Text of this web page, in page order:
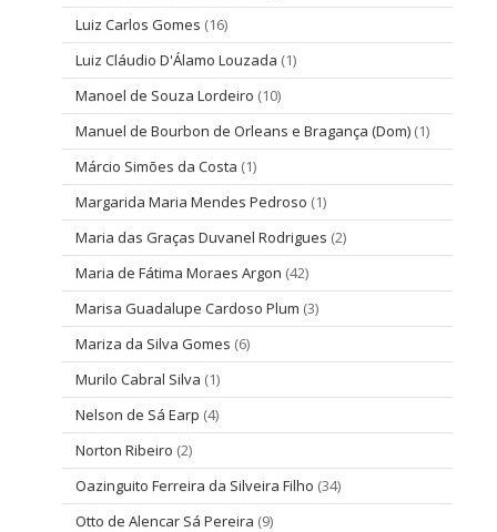
Luiz Carlos Gomes (16)
Luiz Cláudio D'Álamo Louzada (1)
Manoel de Souza Lordeiro (10)
Manuel de Bourbon de Orleans e Bragança (Dom) (1)
Márcio Simões da Costa (1)
Margarida Maria Mendes Pedroso (1)
Maria das Graças Duvanel Rodrigues (2)
Maria de Fátima Moraes Argon (42)
Marisa Guadalupe Cardoso Plum (3)
Mariza da Silva Gomes (6)
Murilo Cabral Silva (1)
Nelson de Sá Earp (4)
Norton Ribeiro (2)
Oazinguito Ferreira da Silveira Filho (34)
Otto de Alencar Sá Pereira (9)